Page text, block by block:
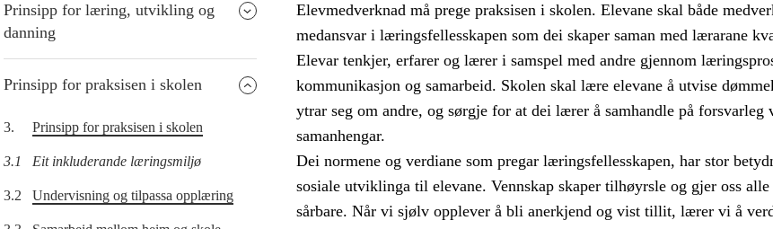
Prinsipp for læring, utvikling og
danning
Prinsipp for praksisen i skolen
3. Prinsipp for praksisen i skolen
3.1 Eit inkluderande læringsmiljø
3.2 Undervisning og tilpassa opplæring
Elevmedverknad må prege praksisen i skolen. Elevane skal både
medansvar i læringsfellesskapen som dei skaper saman med lærarane
Elevar tenkjer, erfarer og lærer i samspel med andre gjennom
kommunikasjon og samarbeid. Skolen skal lære elevane å utvise
ytrar seg om andre, og sørgje for at dei lærer å samhandle på forsvarleg
samanhengar.
Dei normene og verdiane som pregar læringsfellesskapen, har stor
sosiale utviklinga til elevane. Vennskap skaper tilhøyrsle og gjer oss
sårbare. Når vi sjølv opplever å bli anerkjend og vist tillit, lærer vi å